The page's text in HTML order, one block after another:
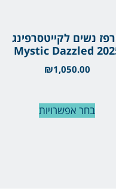
נשים לקייטסרפינג
Mystic Dazzled
₪1,050.00
בחר אפשרויות